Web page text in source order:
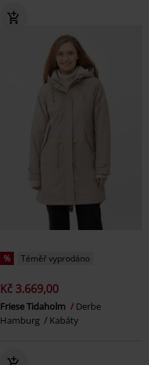
% Téměř vyprodáno
Kč 3.669,00
Friese Tidaholm
Derbe
Hamburg
Kabáty